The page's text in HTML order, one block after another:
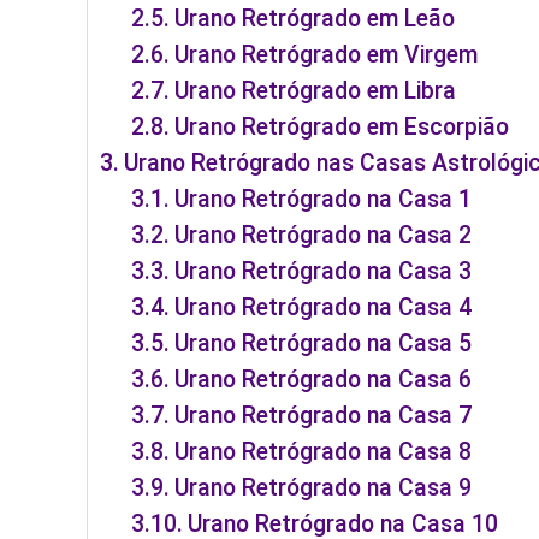
Urano Retrógrado em Leão
Urano Retrógrado em Virgem
Urano Retrógrado em Libra
Urano Retrógrado em Escorpião
Urano Retrógrado nas Casas
Urano Retrógrado na Casa 1
Urano Retrógrado na Casa 2
Urano Retrógrado na Casa 3
Urano Retrógrado na Casa 4
Urano Retrógrado na Casa 5
Urano Retrógrado na Casa 6
Urano Retrógrado na Casa 7
Urano Retrógrado na Casa 8
Urano Retrógrado na Casa 9
Urano Retrógrado na Casa 10